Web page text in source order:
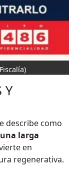
Y
describe como
larga
en
regenerativa.